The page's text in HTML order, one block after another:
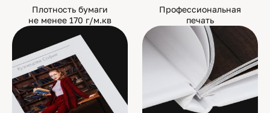
Плотность бумаги
не менее 170 г/м.кв
Профессиональная
печать